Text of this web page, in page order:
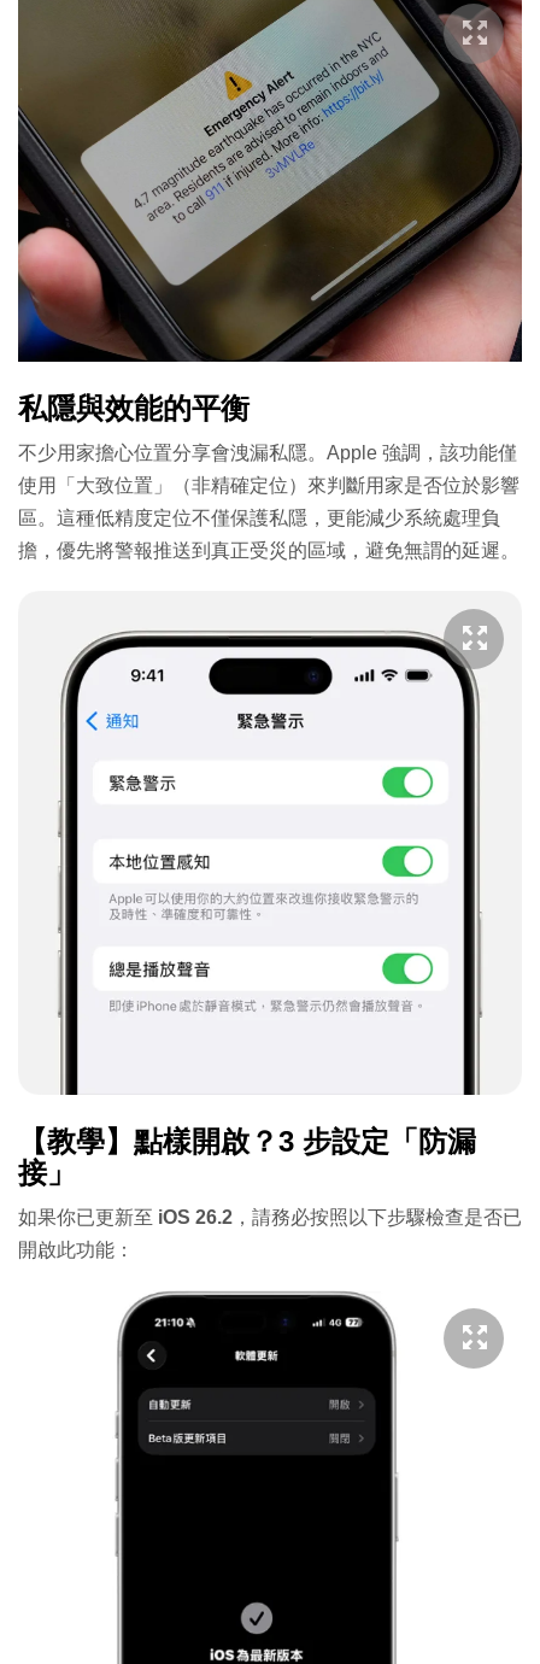
私隱與效能的平衡
不少用家擔心位置分享會洩漏私隱。Apple 強調，該功能僅
使用「大致位置」（非精確定位）來判斷用家是否位於影響
區。這種低精度定位不僅保護私隱，更能減少系統處理負
擔，優先將警報推送到真正受災的區域，避免無謂的延遲。
【教學】點樣開啟？3 步設定「防漏
接」
如果你已更新至 iOS 26.2 ，請務必按照以下步驟檢查是否已
開啟此功能：